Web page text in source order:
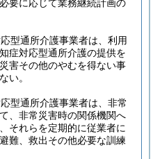
要に応じて業務継続計画の
型通所介護事業者は、利用
症対応型通所介護の提供を
害その他のやむを得ない事
い。
型通所介護事業者は、非常
、非常災害時の関係機関へ
それらを定期的に従業者に
難、救出その他必要な訓練